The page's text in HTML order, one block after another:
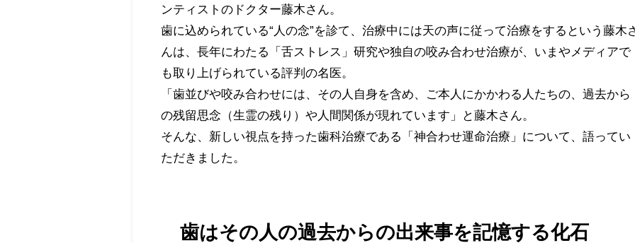
ンティストのドクター藤木さん。
歯に込められている“人の念”を診て、治療中には天の声に従って治療をするという藤木
んは、長年にわたる「舌ストレス」研究や独自の咬み合わせ治療が、いまやメディアで
も取り上げられている評判の名医。
「歯並びや咬み合わせには、その人自身を含め、ご本人にかかわる人たちの、過去から
の残留思念（生霊の残り）や人間関係が現れています」と藤木さん。
そんな、新しい視点を持った歯科治療である「神合わせ運命治療」について、語ってい
ただきました。
歯はその人の過去からの出来事を記憶する化石